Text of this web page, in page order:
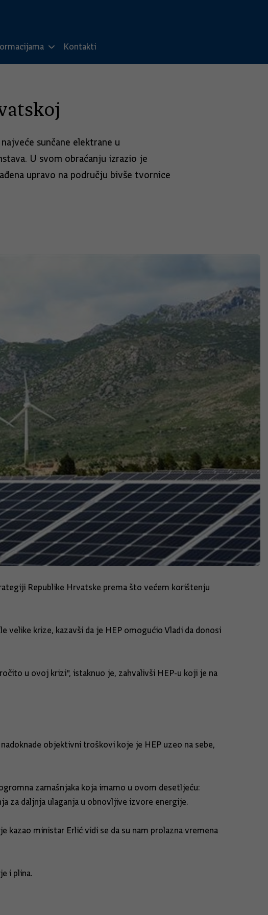
Kontakti
sunčane elektrane u
U svom obraćanju izrazio je
upravo na području bivše tvornice
Republike Hrvatske prema što većem korištenju
krize, kazavši da je HEP omogućio Vladi da donosi
u ovoj krizi", istaknuo je, zahvalivši HEP-u koji je na
objektivni troškovi koje je HEP uzeo na sebe,
zamašnjaka koja imamo u ovom desetljeću:
za daljnja ulaganja u obnovljive izvore energije.
ministar Erlić vidi se da su nam prolazna vremena
i plina.